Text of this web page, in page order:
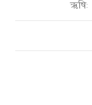
ऋषिः